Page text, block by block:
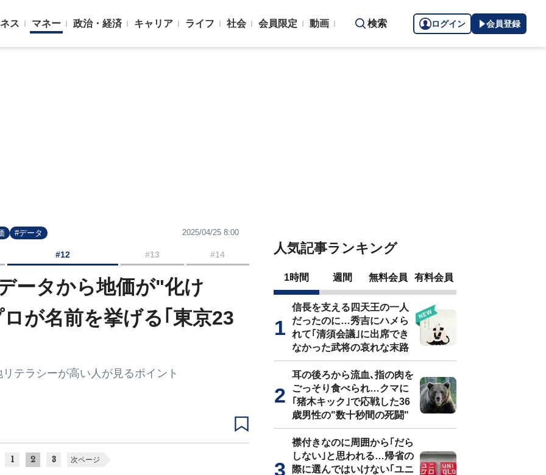
ス マネー 政治・経済 キャリア ライフ 社会 会員限定 動画 検索 ログイン 会員登録
#データ 2025/04/25 8:00
#12 #13 #14
ータから地価が"化け
が名前を挙げる｢東京23
テラシーが高い人が見るポイント
1 2 3 次ページ
人気記事ランキング
1時間 週間 無料会員 有料会員
信長を支える四天王の一人
だったのに…秀吉にハメら
れて｢清須会議｣に出席でき
なかった武将の哀れな末路
耳の後ろから流血､指の肉を
ごっそり食べられ…クマに
｢猪木キック｣で応戦した36
歳男性の"数十秒間の死闘"
襟付きなのに周囲から｢だら
しない｣と思われる…帰省の
際に選んではいけない｢ユニ